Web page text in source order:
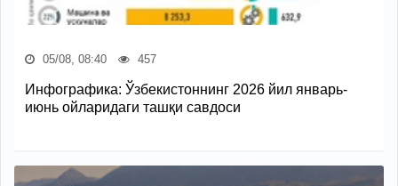
05/08, 08:40 457
Инфографика: Ўзбекистоннинг 2026 йил январь-
июнь ойларидаги ташқи савдоси